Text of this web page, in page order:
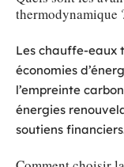
thermodynamique
Les chauffe-eaux
économies
l’empreinte
énergies
soutiens